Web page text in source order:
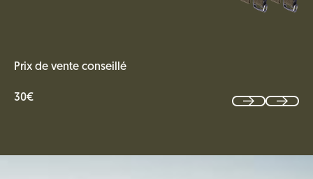
Prix de vente conseillé
30€